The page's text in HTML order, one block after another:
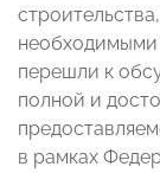
необходимыми
перешли к
полной и
в рамках